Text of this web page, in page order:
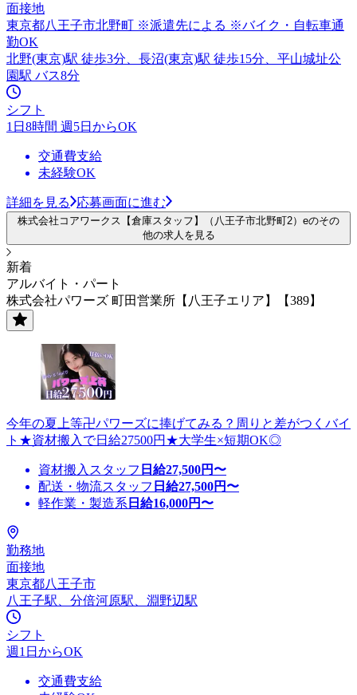
面接地
東京都八王子市北野町 ※派遣先による ※バイク・自転車通
勤OK
北野(東京)駅 徒歩3分、長沼(東京)駅 徒歩15分、平山城址公
園駅 バス8分
シフト
1日8時間 週5日からOK
交通費支給
未経験OK
詳細を見る 応募画面に進む
株式会社コアワークス【倉庫スタッフ】（八王子市北野町2）eのその
他の求人を見る
新着
アルバイト・パート
株式会社パワーズ 町田営業所【八王子エリア】【389】
今年の夏上等卍パワーズに捧げてみる？周りと差がつくバイ
ト★資材搬入で日給27500円★大学生×短期OK◎
資材搬入スタッフ 日給27,500円〜
配送・物流スタッフ 日給27,500円〜
軽作業・製造系 日給16,000円〜
勤務地
面接地
東京都八王子市
八王子駅、分倍河原駅、淵野辺駅
シフト
週1日からOK
交通費支給